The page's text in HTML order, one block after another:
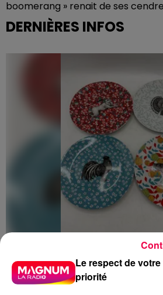
boomerang » renait de ses
DERNIÈRES INFOS
Des assiettes Linvosges
excès de plomb
Le respect de
priorité